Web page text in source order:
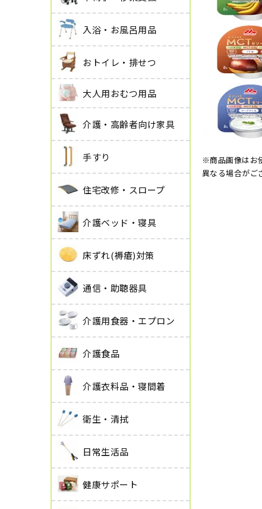
入浴・お風呂用品
おトイレ・排せつ
大人用おむつ用品
介護・高齢者向け家具
手すり
住宅改修・スロープ
介護ベッド・寝具
床ずれ(褥瘡)対策
通信・助聴器具
介護用食器・エプロン
介護食品
介護衣料品・寝間着
衛生・清拭
日常生活品
健康サポート
※商品画像はお
異なる場合がご